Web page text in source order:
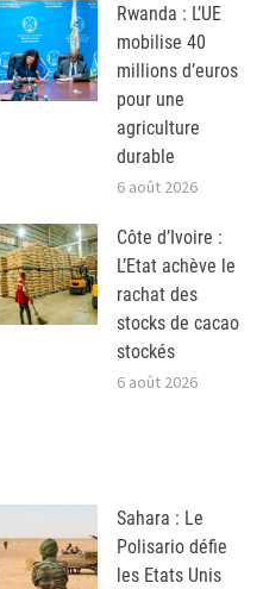
Rwanda : L’UE
mobilise 40
millions d’euros
pour une
agriculture
durable
6 août 2026
Côte d’Ivoire :
L’Etat achève le
rachat des
stocks de cacao
stockés
6 août 2026
Sahara : Le
Polisario défie
les Etats Unis